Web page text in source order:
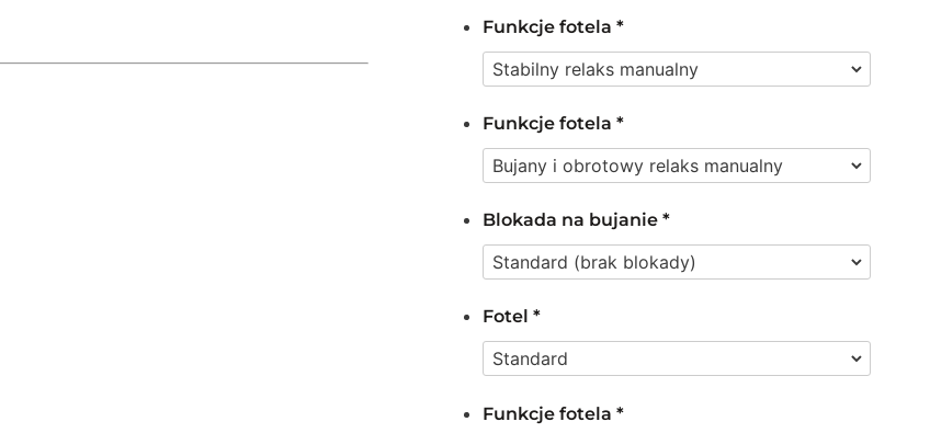
Funkcje fotela *
Funkcje fotela *
Blokada na bujanie *
Fotel *
Funkcje fotela *